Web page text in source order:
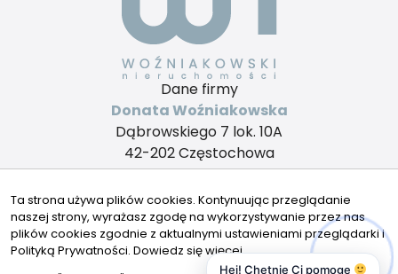
Dane firmy
Donata Woźniakowska
Dąbrowskiego 7 lok. 10A
42-202 Częstochowa
Kontakt
biuro@wozniakowskinieruchomosci.pl
+48 572 861 168
Znajdziesz nas tu
Ta strona używa plików cookies. Kontynuując przeglądanie
naszej strony, wyrażasz zgodę na wykorzystywanie przez nas
plików cookies zgodnie z aktualnymi ustawieniami przeglądarki i
Polityką Prywatności. Dowiedz się więcej
Hej! Chętnie Ci pomogę